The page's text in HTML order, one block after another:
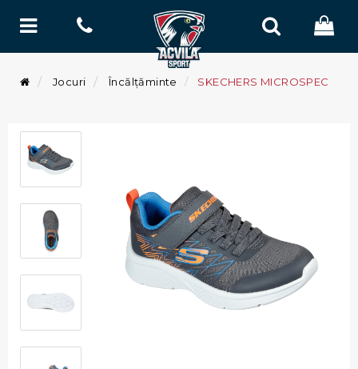
Jocuri Încălțăminte SKECHERS MICROSPEC